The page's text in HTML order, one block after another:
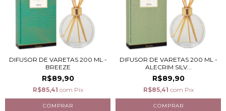
DIFUSOR DE VARETAS 200 ML -
BREEZE
R$89,90
R$85,41 com Pix
DIFUSOR DE VARETAS 200 ML -
ALECRIM SILV...
R$89,90
R$85,41 com Pix